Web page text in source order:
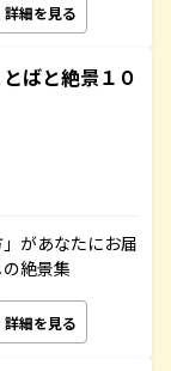
詳細を見る
ばと絶景１０
があなたにお届
絶景集
詳細を見る